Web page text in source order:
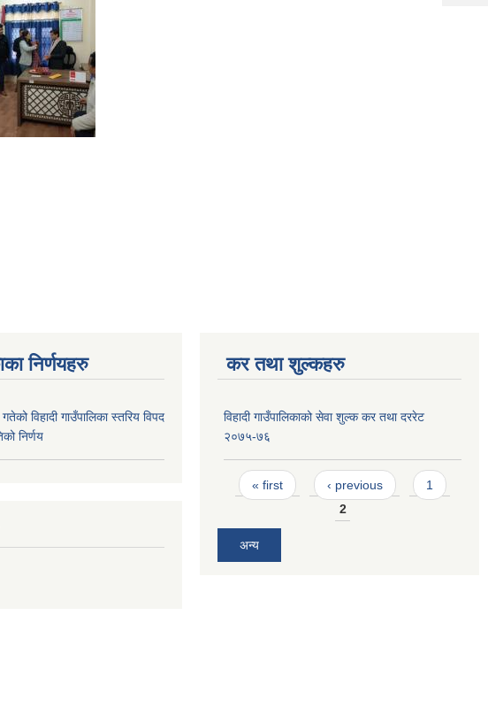
निर्णयहरु
विहादी गाउँपालिका स्तरिय विपद
निर्णय
कर तथा शुल्कहरु
विहादी गाउँपालिकाको सेवा शुल्क कर तथा दररेट
२०७५-७६
Pages
« first ‹ previous
1
2
अन्य